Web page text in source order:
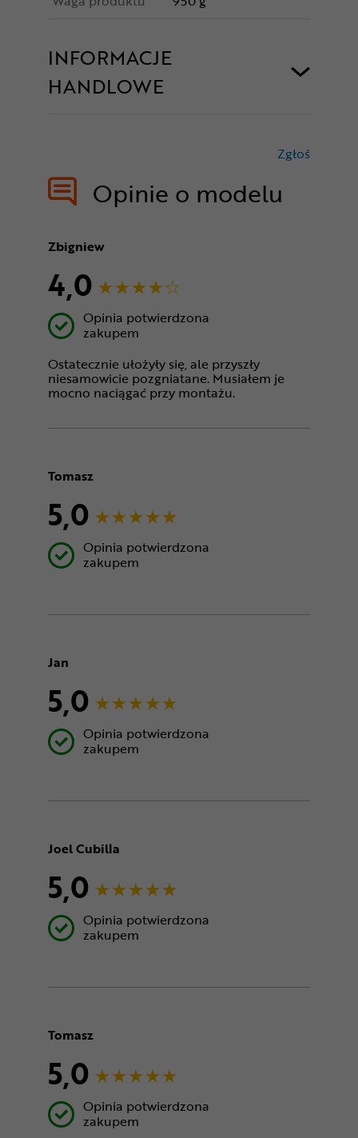
INFORMACJE
HANDLOWE
Opinie o modelu
Zgłoś
Zbigniew
4,0
Opinia potwierdzona
zakupem
Ostatecznie ułożyły się, ale przyszły
niesamowicie pozgniatane. Musiałem je
mocno naciągać przy montażu.
Tomasz
5,0
Opinia potwierdzona
zakupem
Jan
5,0
Opinia potwierdzona
zakupem
Joel Cubilla
5,0
Opinia potwierdzona
zakupem
Tomasz
5,0
Opinia potwierdzona
zakupem